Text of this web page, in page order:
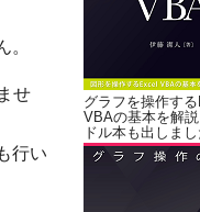
せ
行い
グラフを操作する
VBAの基本を解
ドル本も出しまし